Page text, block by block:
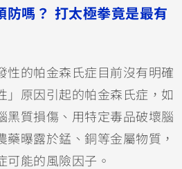
防嗎？ 打太極拳竟是最有
性的帕金森氏症目前沒有明確
」原因引起的帕金森氏症，如
黑質損傷、用特定毒品破壞腦
藥曝露於錳、銅等金屬物質，
可能的風險因子。